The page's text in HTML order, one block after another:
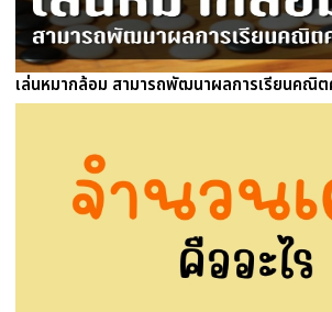
เล่นหมากล้อม สามารถพัฒนาผลการเรียนคณิต